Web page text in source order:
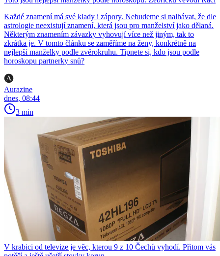
Každé znamení má své klady i zápory. Nebudeme si nalhávat, že dle
astrologie neexistují znamení, která jsou pro manželství jako dělaná.
Některým znamením závazky vyhovují více než jiným, tak to
zkrátka je. V tomto článku se zaměříme na ženy, konkrétně na
nejlepší manželky podle zvěrokruhu. Tipnete si, kdo jsou podle
horoskopu partnerky snů?
Aurazine
dnes, 08:44
3 min
V krabici od televize je věc, kterou 9 z 10 Čechů vyhodí. Přitom vás